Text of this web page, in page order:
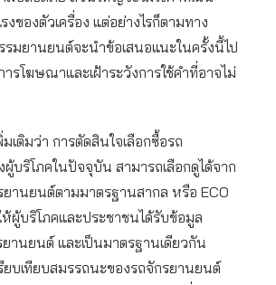
งของตัวเครื่อง แต่อย่างไรก็ตามทาง
มยานยนต์จะนำข้อเสนอแนะในครั้งนี้ไป
รโฆษณาและเฝ้าระวังการใช้คำที่อาจไม่
เติมว่า การตัดสินใจเลือกซื้อรถ
บริโภคในปัจจุบัน สามารถเลือกดูได้จาก
านยนต์ตามมาตรฐานสากล หรือ ECO
ผู้บริโภคและประชาชนได้รับข้อมูล
านยนต์ และเป็นมาตรฐานเดียวกัน
ยบเทียบสมรรถนะของรถจักรยานยนต์